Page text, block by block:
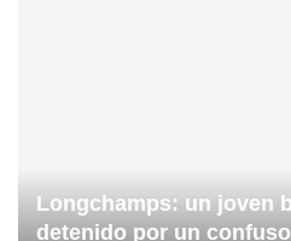
Longchamps: un joven
detenido por un